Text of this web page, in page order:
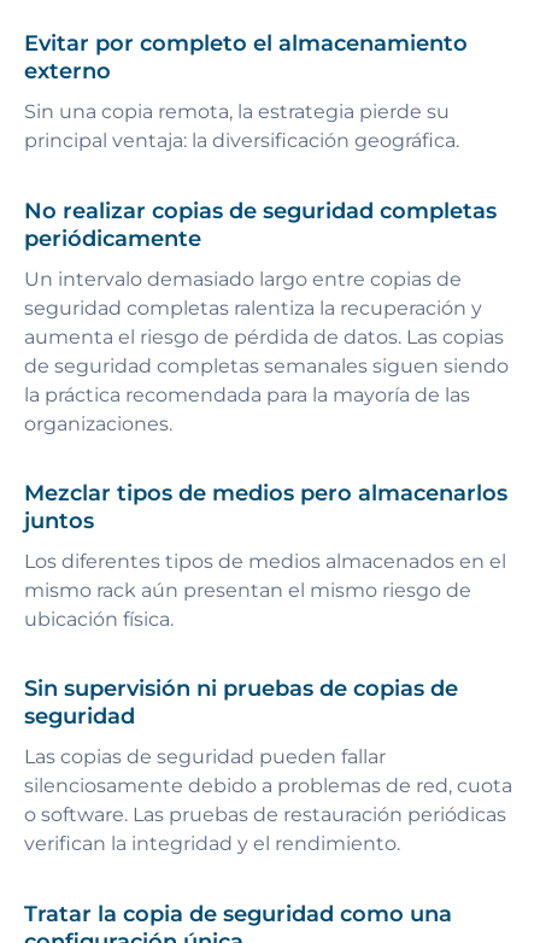
Evitar por completo el almacenamiento
externo
Sin una copia remota, la estrategia pierde su
principal ventaja: la diversificación geográfica.
No realizar copias de seguridad completas
periódicamente
Un intervalo demasiado largo entre copias de
seguridad completas ralentiza la recuperación y
aumenta el riesgo de pérdida de datos. Las copias
de seguridad completas semanales siguen siendo
la práctica recomendada para la mayoría de las
organizaciones.
Mezclar tipos de medios pero almacenarlos
juntos
Los diferentes tipos de medios almacenados en el
mismo rack aún presentan el mismo riesgo de
ubicación física.
Sin supervisión ni pruebas de copias de
seguridad
Las copias de seguridad pueden fallar
silenciosamente debido a problemas de red, cuota
o software. Las pruebas de restauración periódicas
verifican la integridad y el rendimiento.
Tratar la copia de seguridad como una